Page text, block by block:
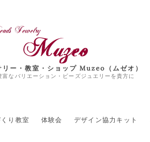
ー・教室・ショップ Muzeo（ムゼオ）
富なバリエーション・ビーズジュエリーを貴方に
り教室 体験会 デザイン協力キット